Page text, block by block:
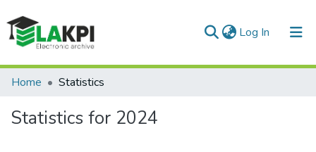
Log In (current)
Communities & Collections
All of DSpace
Home Statistics
Statistics for 2024